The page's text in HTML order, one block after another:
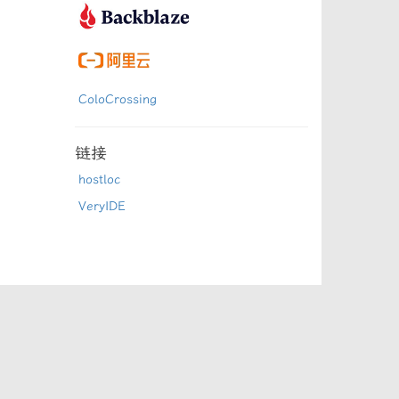
ColoCrossing
链接
hostloc
VeryIDE